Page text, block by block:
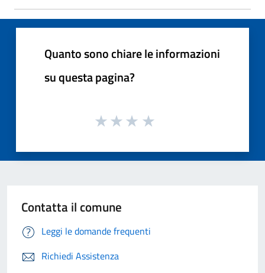
Quanto sono chiare le informazioni
su questa pagina?
Contatta il comune
Leggi le domande frequenti
Richiedi Assistenza